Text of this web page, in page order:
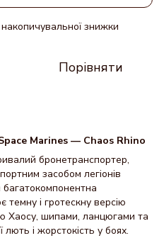
знижки
Порівняти
Marines — Chaos Rhino
бронетранспортер,
засобом легіонів
темну і гротескну версію
Хаосу, шипами, ланцюгами та
лють і жорстокість у боях.